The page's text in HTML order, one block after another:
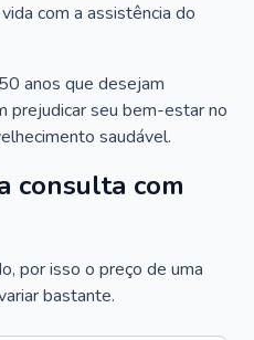
com a assistência do
anos que desejam
prejudicar seu bem-estar no
saudável.
consulta com
por isso o preço de uma
bastante.